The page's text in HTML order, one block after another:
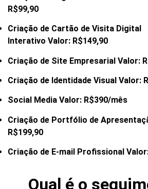
R$99,90
Criação de Cartão de Visita Digital
Interativo Valor: R$149,90
Criação de Site Empresarial Valor:
Criação de Identidade Visual Valor:
Social Media Valor: R$390/mês
Criação de Portfólio de
R$199,90
Criação de E-mail Profissional
Qual é o